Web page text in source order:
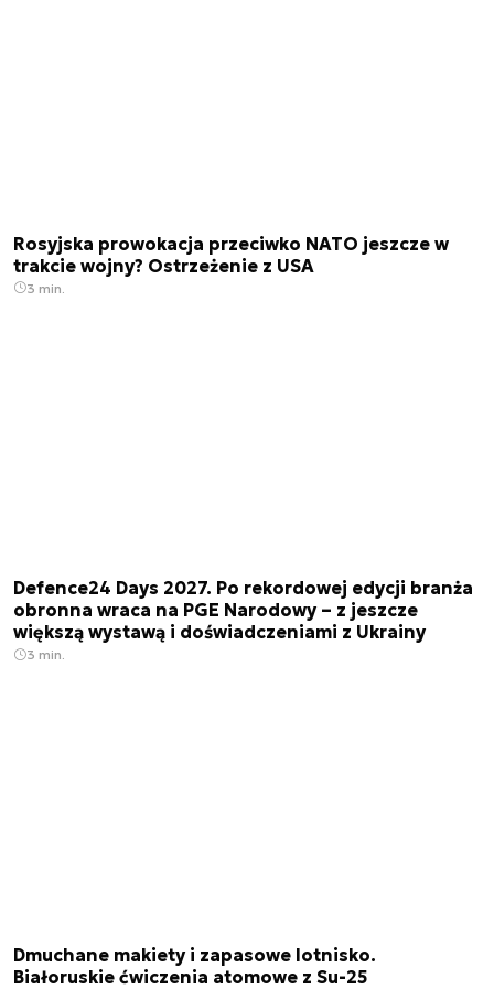
Rosyjska prowokacja przeciwko NATO jeszcze w
trakcie wojny? Ostrzeżenie z USA
3 min.
Defence24 Days 2027. Po rekordowej edycji branża
obronna wraca na PGE Narodowy – z jeszcze
większą wystawą i doświadczeniami z Ukrainy
3 min.
Dmuchane makiety i zapasowe lotnisko.
Białoruskie ćwiczenia atomowe z Su-25